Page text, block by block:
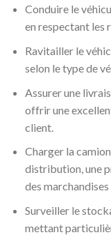
Conduire le
en respectant les
Ravitailler le
selon le type de
Assurer une
offrir une
client.
Charger la
distribution, une
des
Surveiller le
mettant